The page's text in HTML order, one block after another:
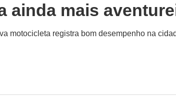
ainda mais
motocicleta registra bom desempenho na